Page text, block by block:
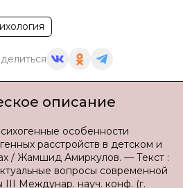
описание
особенности
расстройств в детском и
/ Жамшид Амиркулов. — Текст :
вопросы современной
III Междунар. науч. конф. (г.